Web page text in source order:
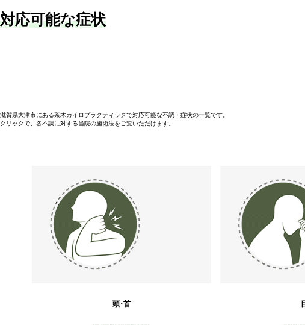
対応可能な症状
滋賀県大津市にある茶木カイロプラクティックで対応可能な不調・症状の一覧です。
クリックで、各不調に対する当院の施術法をご覧いただけます。
頭･首